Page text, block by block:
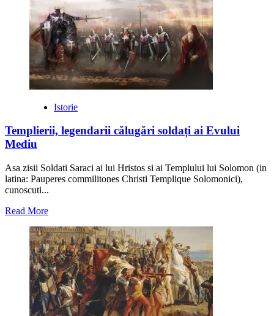
Prima
Cruciadă
(1096-
1099)
Istorie
Templierii, legendarii călugări soldați ai Evului
Mediu
Asa zisii Soldati Saraci ai lui Hristos si ai Templului lui Solomon (in
latina: Pauperes commilitones Christi Templique Solomonici),
cunoscuti...
Read MoreRead
about
Templierii,
legendarii
călugări
soldați
ai
Evului
Mediu